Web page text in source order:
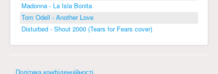
Madonna - La Isla Bonita
Tom Odell - Another Love
Disturbed - Shout 2000 (Tears for Fears cover)
Політика конфіденційності